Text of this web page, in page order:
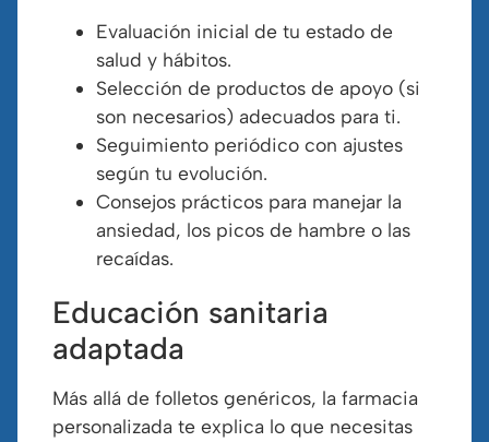
Evaluación inicial de tu estado de
salud y hábitos.
Selección de productos de apoyo (si
son necesarios) adecuados para ti.
Seguimiento periódico con ajustes
según tu evolución.
Consejos prácticos para manejar la
ansiedad, los picos de hambre o las
recaídas.
Educación sanitaria
adaptada
Más allá de folletos genéricos, la farmacia
personalizada te explica lo que necesitas